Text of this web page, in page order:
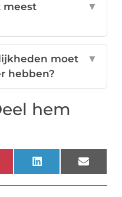
meest
▼
moet
hebben?
▼
hem
LinkedInEmail